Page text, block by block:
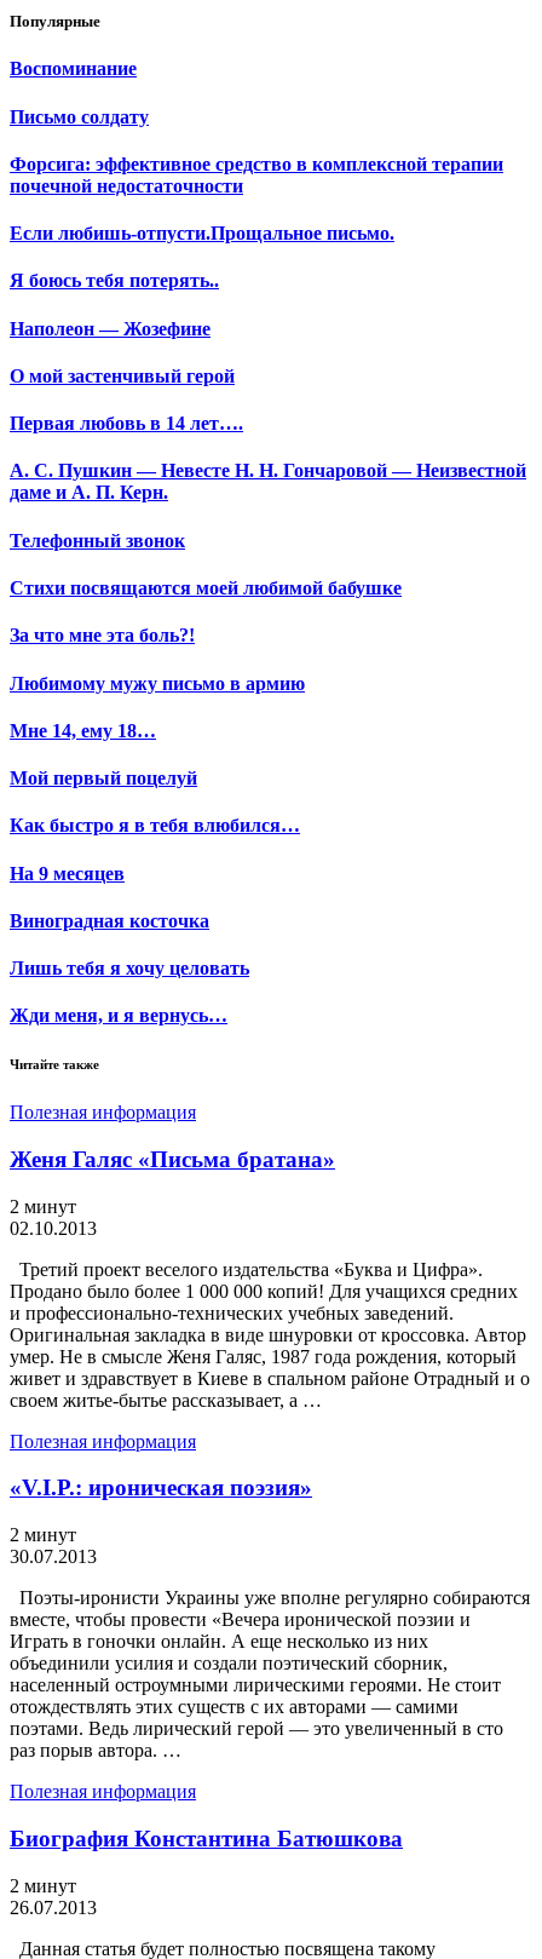
Популярные
Воспоминание
Письмо солдату
Форсига: эффективное средство в комплексной терапии
почечной недостаточности
Если любишь-отпусти.Прощальное письмо.
Я боюсь тебя потерять..
Наполеон — Жозефине
О мой застенчивый герой
Первая любовь в 14 лет….
А. С. Пушкин — Невесте Н. Н. Гончаровой — Неизвестной
даме и А. П. Керн.
Телефонный звонок
Стихи посвящаются моей любимой бабушке
За что мне эта боль?!
Любимому мужу письмо в армию
Мне 14, ему 18…
Мой первый поцелуй
Как быстро я в тебя влюбился…
На 9 месяцев
Виноградная косточка
Лишь тебя я хочу целовать
Жди меня, и я вернусь…
Читайте также
Полезная информация
Женя Галяс «Письма братана»
2 минут
02.10.2013
Третий проект веселого издательства «Буква и Цифра».
Продано было более 1 000 000 копий! Для учащихся средних
и профессионально-технических учебных заведений.
Оригинальная закладка в виде шнуровки от кроссовка. Автор
умер. Не в смысле Женя Галяс, 1987 года рождения, который
живет и здравствует в Киеве в спальном районе Отрадный и о
своем житье-бытье рассказывает, а …
Полезная информация
«V.I.P.: ироническая поэзия»
2 минут
30.07.2013
Поэты-иронисти Украины уже вполне регулярно собираются
вместе, чтобы провести «Вечера иронической поэзии и
Играть в гоночки онлайн. А еще несколько из них
объединили усилия и создали поэтический сборник,
населенный остроумными лирическими героями. Не стоит
отождествлять этих существ с их авторами — самими
поэтами. Ведь лирический герой — это увеличенный в сто
раз порыв автора. …
Полезная информация
Биография Константина Батюшкова
2 минут
26.07.2013
Данная статья будет полностью посвящена такому